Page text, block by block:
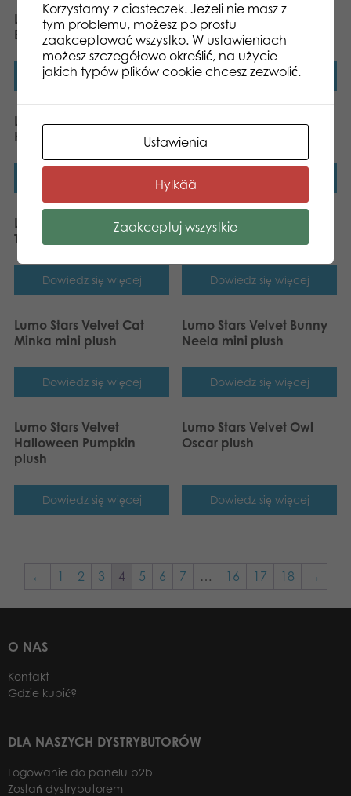
Lumo Stars Cat Clover –
Big
Dowiedz się więcej
Lumo Stars Baby Line,
Owl Celina
Dowiedz się więcej
Lumo Stars Bear Honey –
Huge
Lumo Stars Velvet Mouse
piip mini plush
Lumo Stars Velvet Bear
Teddy mini plush
Dowiedz się więcej
Lumo Stars Velvet Dog
Max mini plush
Dowiedz się więcej
Lumo Stars Velvet Cat
Minka mini plush
Dowiedz się więcej
Lumo Stars Velvet Bunny
Neela mini plush
Dowiedz się więcej
Lumo Stars Velvet
Halloween Pumpkin
plush
Dowiedz się więcej
Lumo Stars Velvet Owl
Oscar plush
Dowiedz się więcej
← 1 2 3 4 5 6 7 … 16 17 18 →
O NAS
Kontakt
Gdzie kupić?
DLA NASZYCH DYSTRYBUTORÓW
Logowanie do panelu b2b
Zostań dystrybutorem
Korzystamy z ciasteczek. Jeżeli nie masz z
tym problemu, możesz po prostu
zaakceptować wszystko. W ustawieniach
możesz szczegółowo określić, na użycie
jakich typów plików cookie chcesz zezwolić.
Ustawienia
Hylkää
Zaakceptuj wszystkie